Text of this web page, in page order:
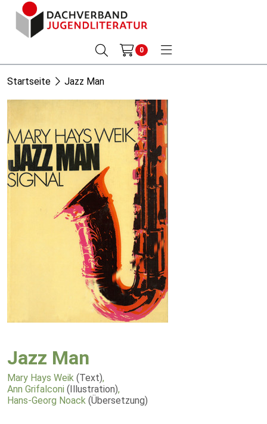
0
Startseite Jazz Man
Jazz Man
Mary Hays Weik (Text),
Ann Grifalconi (Illustration),
Hans-Georg Noack (Übersetzung)